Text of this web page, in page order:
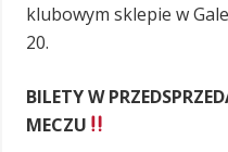
klubowym sklepie w
20.
BILETYW
MECZU